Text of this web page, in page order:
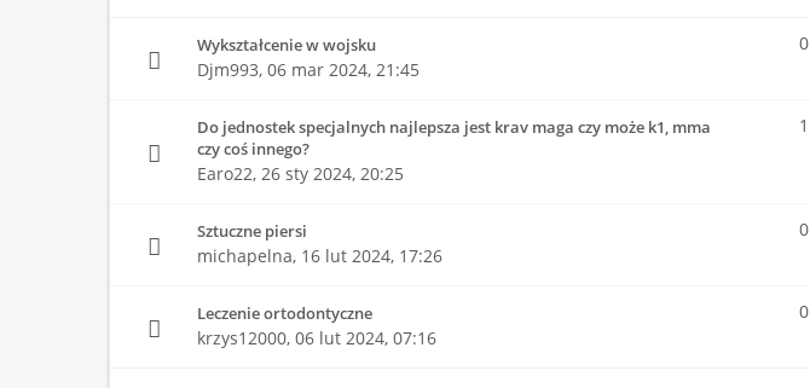
Wykształcenie w wojsku
Djm993, 06 mar 2024, 21:45
0
Do jednostek specjalnych najlepsza jest krav maga czy może k1, mma
czy coś innego?
Earo22, 26 sty 2024, 20:25
1
Sztuczne piersi
michapelna, 16 lut 2024, 17:26
0
Leczenie ortodontyczne
krzys12000, 06 lut 2024, 07:16
0